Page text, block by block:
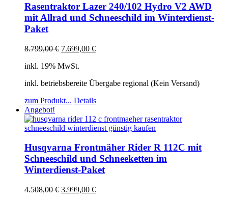
Rasentraktor Lazer 240/102 Hydro V2 AWD
mit Allrad und Schneeschild im Winterdienst-
Paket
8.799,00€ 7.699,00 €
inkl. 19% MwSt.
inkl. betriebsbereite Übergabe regional (Kein Versand)
zum Produkt... Details
Angebot!
Husqvarna Frontmäher Rider R 112C mit
Schneeschild und Schneeketten im
Winterdienst-Paket
4.508,00€ 3.999,00 €